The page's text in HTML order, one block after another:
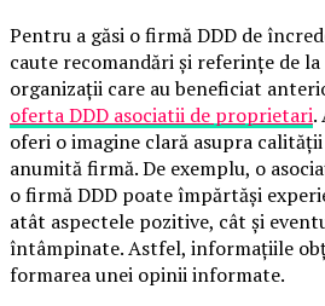
Pentru a găsi o firmă DDD de
caute recomandări și referințe de
organizații care au beneficiat
oferta DDD asociatii de proprietari.
oferi o imagine clară asupra
anumită firmă. De exemplu, o
o firmă DDD poate împărtăși
atât aspectele pozitive, cât și
întâmpinate. Astfel, informațiile
formarea unei opinii informate.